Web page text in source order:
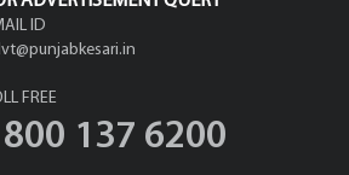
ID
FREE
137 6200